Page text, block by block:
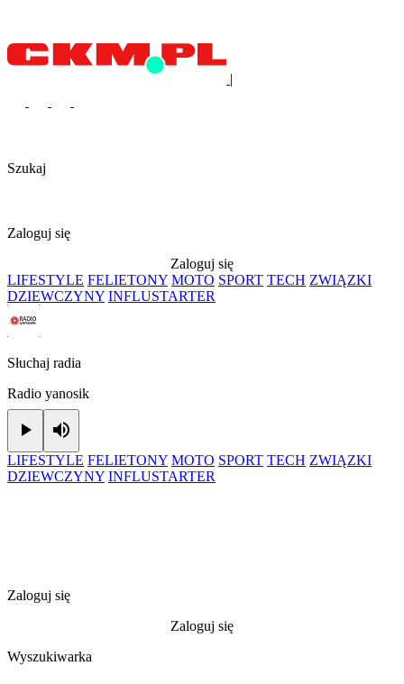
|
Szukaj
Zaloguj się
Zaloguj się
LIFESTYLE FELIETONY MOTO SPORT TECH ZWIĄZKI
DZIEWCZYNY INFLUSTARTER
Słuchaj radia
Radio yanosik
Play
LIFESTYLE FELIETONY MOTO SPORT TECH ZWIĄZKI
DZIEWCZYNY INFLUSTARTER
Zaloguj się
Zaloguj się
Wyszukiwarka